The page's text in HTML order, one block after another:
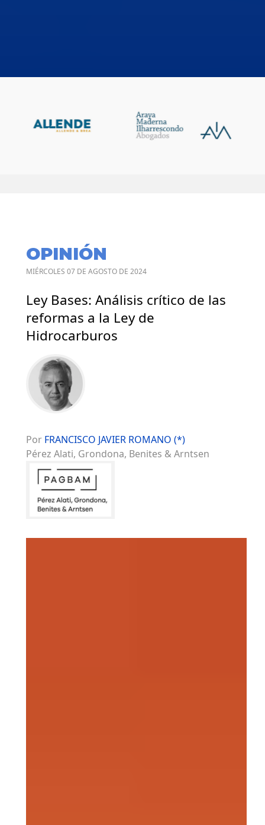
OPINIÓN
MIÉRCOLES 07 DE AGOSTO DE 2024
Ley Bases: Análisis crítico de las
reformas a la Ley de
Hidrocarburos
Por FRANCISCO JAVIER ROMANO (*)
Pérez Alati, Grondona, Benites & Arntsen